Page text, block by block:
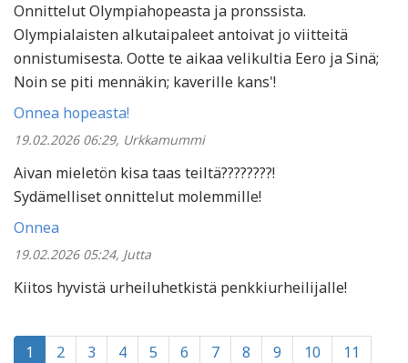
Onnittelut Olympiahopeasta ja pronssista.
Olympialaisten alkutaipaleet antoivat jo viitteitä
onnistumisesta. Ootte te aikaa velikultia Eero ja Sinä;
Noin se piti mennäkin; kaverille kans'!
Onnea hopeasta!
19.02.2026 06:29, Urkkamummi
Aivan mieletön kisa taas teiltä????????!
Sydämelliset onnittelut molemmille!
Onnea
19.02.2026 05:24, Jutta
Kiitos hyvistä urheiluhetkistä penkkiurheilijalle!
1 2 3 4 5 6 7 8 9 10
11